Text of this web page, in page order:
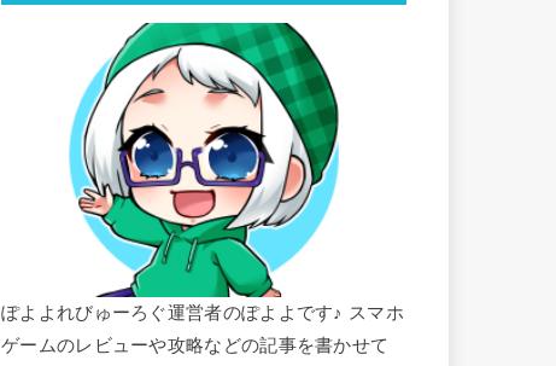
ぽよよれびゅーろぐ運営者のぽよよです♪ スマホ
ゲームのレビューや攻略などの記事を書かせて